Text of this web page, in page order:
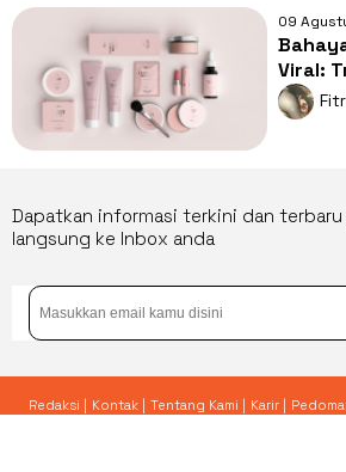
09
Viral:
Dapatkan informasi terkini dan
langsung ke Inbox anda
Redaksi | Kontak | Tentang Kami | Karir |